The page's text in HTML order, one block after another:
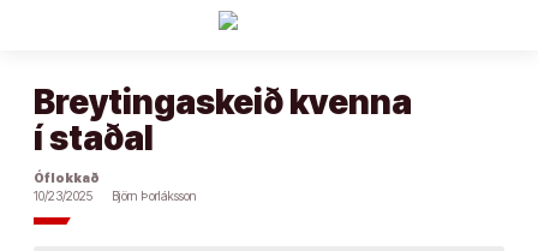
Breytingaskeið kvenna
í staðal
Óflokkað
10/23/2025
Björn Þorláksson